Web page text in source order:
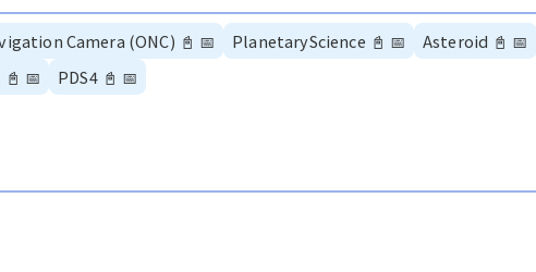
Camera (ONC) 📓 📅 PlanetaryScience 📓 📅 Asteroid 📓 📅
📓 📅 PDS4 📓 📅